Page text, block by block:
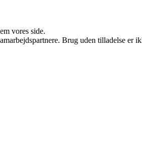
vores side.
Brug uden tilladelse er